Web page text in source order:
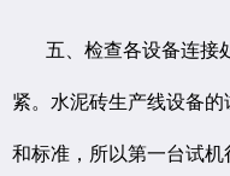
五、检查各设备连接
紧。水泥砖生产线设备
和标准，所以第一台试